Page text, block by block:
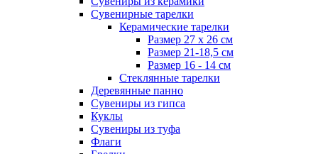
Сувенирные тарелки
Керамические тарелки
Размер 27 х 26 см
Размер 21-18,5 см
Размер 16 - 14 см
Стеклянные тарелки
Деревянные панно
Сувениры из гипса
Куклы
Сувениры из туфа
Флаги